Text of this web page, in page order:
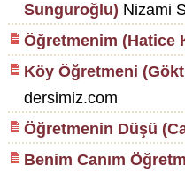
Sunguroğlu) Nizami
Öğretmenim (Hatice
Köy Öğretmeni
dersimiz.com
Öğretmenin Düşü
Benim Canım